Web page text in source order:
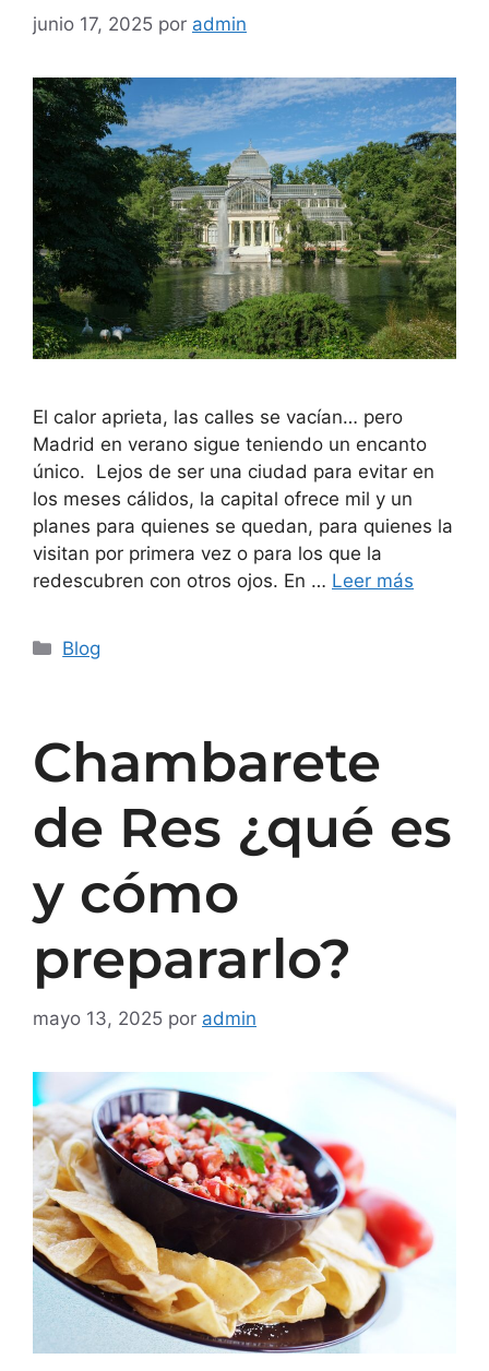
junio 17, 2025 por admin
El calor aprieta, las calles se vacían… pero
Madrid en verano sigue teniendo un encanto
único. Lejos de ser una ciudad para evitar en
los meses cálidos, la capital ofrece mil y un
planes para quienes se quedan, para quienes la
visitan por primera vez o para los que la
redescubren con otros ojos. En … Leer más
Blog
Chambarete
de Res ¿qué es
y cómo
prepararlo?
mayo 13, 2025 por admin